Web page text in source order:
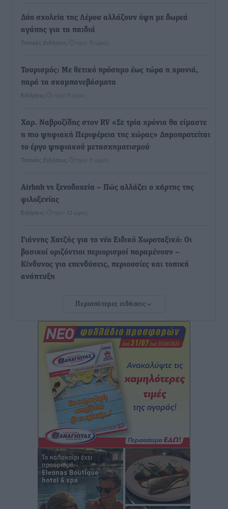
Δύο σχολεία της Λέρου αλλάζουν όψη με δωρεά
αγάπης για τα παιδιά
Τοπικές Ειδήσεις πριν 11 ώρες
Τουρισμός: Με θετικό πρόσημο έως τώρα η χρονιά,
παρά τα σκαμπανεβάσματα
Ειδήσεις πριν 11 ώρες
Χαρ. Ναβροζίδης στον RV «Σε τρία χρόνια θα είμαστε
η πιο ψηφιακή Περιφέρεια της χώρας» Δημοπρατείται
το έργο ψηφιακού μετασχηματισμού
Τοπικές Ειδήσεις πριν 11 ώρες
Airbnb vs ξενοδοχεία – Πώς αλλάζει ο χάρτης της
φιλοξενίας
Ειδήσεις πριν 12 ώρες
Γιάννης Χατζής για το νέο Ειδικό Χωροταξικό: Οι
βασικοί οριζόντιοι περιορισμοί παραμένουν –
Κίνδυνος για επενδύσεις, περιουσίες και τοπική
ανάπτυξη
δεν υπάρχουν περιθώρια εφησυχασμού
Ειδήσεις• πριν 12 ώρες
Στον Άγιο Νικόλαο Χάλκης ανοίγει ξανά το
ανανεωμένο εκκλησιαστικό μουσείο από τη Λέσχη
Lions Χάλκης
Τοπικές Ειδήσεις • πριν 12 ώρες
Ρόδος: «Βουλιάζει» από τουρίστες – Πάνω από 1 εκατ.
επιβάτες και 55 κρουαζιερόπλοια
Τοπικές Ειδήσεις• πριν 12 ώρες
Γ’ Εθνική Κατηγορία: Οι ημερομηνίες των
αγωνιστικών της κανονικής περιόδου
Περισσότερες ειδήσεις